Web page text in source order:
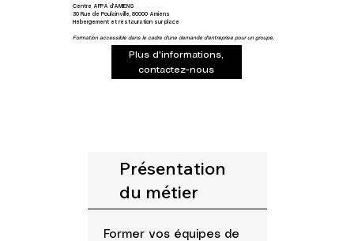
Centre AFPA d’AMIENS
30 Rue de Poulainville, 80000 Amiens
Hébergement et restauration sur place
Formation accessible dans le cadre d'une demande d'entreprise pour un groupe.
Plus d'informations,
contactez-nous
Présentation
du métier
Former vos équipes de